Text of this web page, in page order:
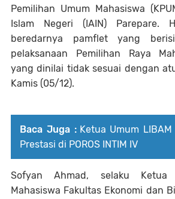
Pemilihan Umum Mahasiswa
Islam Negeri (IAIN) Parepare.
beredarnya pamflet yang
pelaksanaan Pemilihan Raya
yang dinilai tidak sesuai dengan
Kamis (05/12).
Baca Juga : Ketua Umum
Prestasi di POROS INTIM IV
Sofyan Ahmad, selaku Ketua
Mahasiswa Fakultas Ekonomi dan